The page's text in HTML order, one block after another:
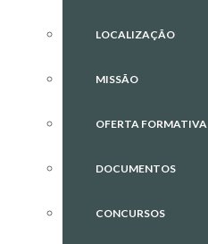
LOCALIZAÇÃO
MISSÃO
OFERTA FORMATIVA
DOCUMENTOS
CONCURSOS